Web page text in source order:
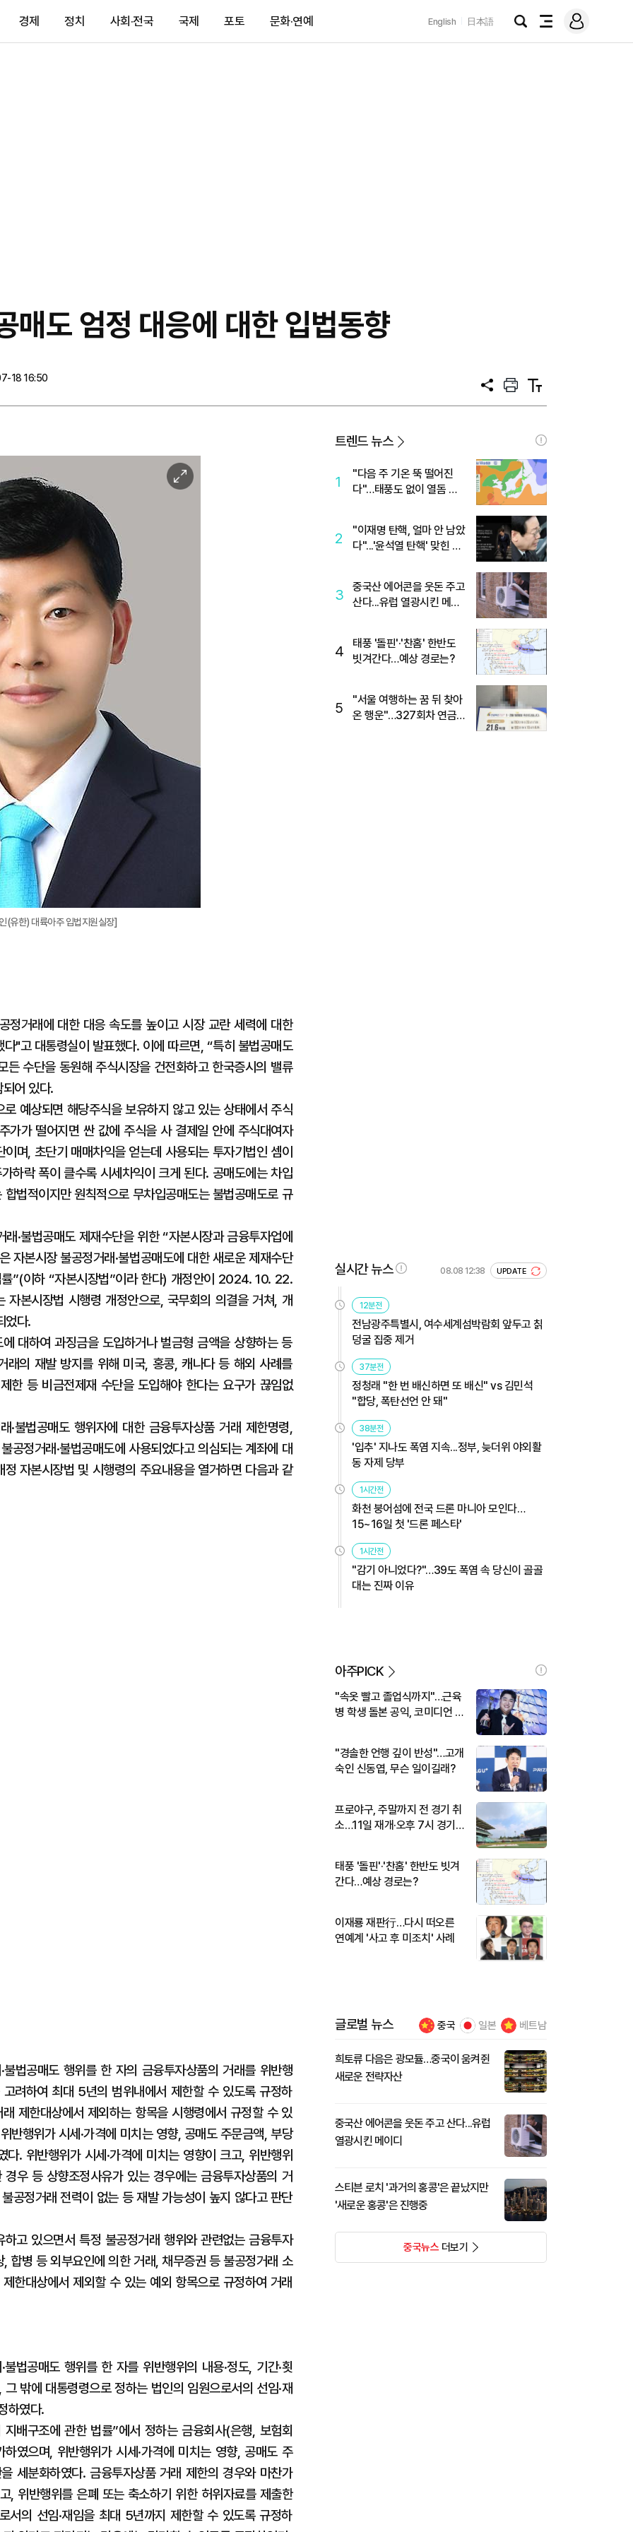
경제 정치 사회·전국 국제 포토 문화·연예 English 日本語
검
전
메
그
매도 엄정 대응에 대한 입법동향
18 16:50
공
프
트
텍
트
이
미
(유한) 대륙아주 입법지원실장]
거래에 대한 대응 속도를 높이고 시장 교란 세력에 대한
"고 대통령실이 발표했다. 이에 따르면, “특히 불법공매도
수단을 동원해 주식시장을 건전화하고 한국증시의 밸류
어 있다.
예상되면 해당주식을 보유하지 않고 있는 상태에서 주식
가가 떨어지면 싼 값에 주식을 사 결제일 안에 주식대여자
며, 초단기 매매차익을 얻는데 사용되는 투자기법인 셈이
하락 폭이 클수록 시세차익이 크게 된다. 공매도에는 차입
법적이지만 원칙적으로 무차입공매도는 불법공매도로 규
·불법공매도 제재수단을 위한 “자본시장과 금융투자업에
자본시장 불공정거래·불법공매도에 대한 새로운 제재수단
”(이하 “자본시장법”이라 한다) 개정안이 2024. 10. 22.
자본시장법 시행령 개정안으로, 국무회의 의결을 거쳐, 개
었다.
대하여 과징금을 도입하거나 벌금형 금액을 상향하는 등
래의 재발 방지를 위해 미국, 홍콩, 캐나다 등 해외 사례를
한 등 비금전제재 수단을 도입해야 한다는 요구가 끊임없
·불법공매도 행위자에 대한 금융투자상품 거래 제한명령,
공정거래·불법공매도에 사용되었다고 의심되는 계좌에 대
자본시장법 및 시행령의 주요내용을 열거하면 다음과 같
법공매도 행위를 한 자의 금융투자상품의 거래를 위반행
려하여 최대 5년의 범위내에서 제한할 수 있도록 규정하
제한대상에서 제외하는 항목을 시행령에서 규정할 수 있
반행위가 시세·가격에 미치는 영향, 공매도 주문금액, 부당
. 위반행위가 시세·가격에 미치는 영향이 크고, 위반행위
우 등 상향조정사유가 있는 경우에는 금융투자상품의 거
공정거래 전력이 없는 등 재발 가능성이 높지 않다고 판단
고 있으면서 특정 불공정거래 행위와 관련없는 금융투자
합병 등 외부요인에 의한 거래, 채무증권 등 불공정거래 소
한대상에서 제외할 수 있는 예외 항목으로 규정하여 거래
법공매도 행위를 한 자를 위반행위의 내용·정도, 기간·횟
밖에 대통령령으로 정하는 법인의 임원으로서의 선임·재
하였다.
배구조에 관한 법률”에서 정하는 금융회사(은행, 보험회
였으며, 위반행위가 시세·가격에 미치는 영향, 공매도 주
세분화하였다. 금융투자상품 거래 제한의 경우와 마찬가
, 위반행위를 은폐 또는 축소하기 위한 허위자료를 제출한
서의 선임·재임을 최대 5년까지 제한할 수 있도록 규정하
트렌드 뉴스
1
"다음 주 기온 뚝 떨어진
다"…태풍도 없이 열돔 박
2
"이재명 탄핵, 얼마 안 남았
다"...'윤석열 탄핵' 맞힌 무
3
중국산 에어콘을 웃돈 주고
산다...유럽 열광시킨 메이
4
태풍 '돌핀'·'찬홈' 한반도
빗겨간다…예상 경로는?
5
"서울 여행하는 꿈 뒤 찾아
온 행운"…327회차 연금
실시간 뉴스 08.08 12:38 UPDATE
12분전
전남광주특별시, 여수세계섬박람회 앞두고 칡
덩굴 집중 제거
37분전
정청래 "한 번 배신하면 또 배신" vs 김민석
"합당, 폭탄선언 안 돼"
38분전
'입추' 지나도 폭염 지속...정부, 늦더위 야외활
동 자제 당부
1시간전
화천 붕어섬에 전국 드론 마니아 모인다…
15~16일 첫 '드론 페스타'
1시간전
"감기 아니었다?"…39도 폭염 속 당신이 골골
대는 진짜 이유
아주PICK
"속옷 빨고 졸업식까지"…근육
병 학생 돌본 공익, 코미디언 김
"경솔한 언행 깊이 반성"…고개
숙인 신동엽, 무슨 일이길래?
프로야구, 주말까지 전 경기 취
소…11일 재개·오후 7시 경기
태풍 '돌핀'·'찬홈' 한반도 빗겨
간다…예상 경로는?
이재룡 재판行…다시 떠오른
연예계 '사고 후 미조치' 사례
글로벌 뉴스 중국 일본 베트남
희토류 다음은 광모듈…중국이 움켜쥔
새로운 전략자산
중국산 에어콘을 웃돈 주고 산다...유럽
열광시킨 메이디
스티븐 로치 '과거의 홍콩'은 끝났지만
'새로운 홍콩'은 진행중
중국뉴스더보기